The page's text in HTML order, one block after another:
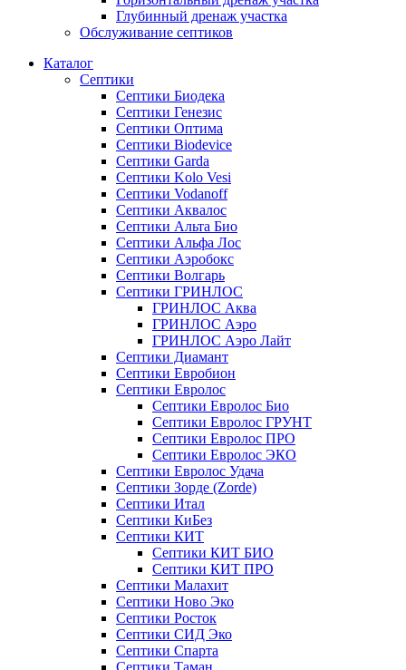
Глубинный дренаж участка
Обслуживание септиков
Каталог
Септики
Септики Биодека
Септики Генезис
Септики Оптима
Септики Biodevice
Септики Garda
Септики Kolo Vesi
Септики Vodanoff
Септики Аквалос
Септики Альта Био
Септики Альфа Лос
Септики Аэробокс
Септики Волгарь
Септики ГРИНЛОС
ГРИНЛОС Аква
ГРИНЛОС Аэро
ГРИНЛОС Аэро Лайт
Септики Диамант
Септики Евробион
Септики Евролос
Септики Евролос Био
Септики Евролос ГРУНТ
Септики Евролос ПРО
Септики Евролос ЭКО
Септики Евролос Удача
Септики Зорде (Zorde)
Септики Итал
Септики КиБез
Септики КИТ
Септики КИТ БИО
Септики КИТ ПРО
Септики Малахит
Септики Ново Эко
Септики Росток
Септики СИД Эко
Септики Спарта